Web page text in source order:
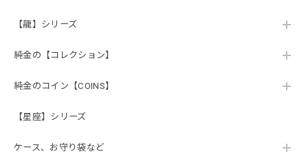
【龍】シリーズ
純金の【コレクション】
純金のコイン【COINS】
【星座】シリーズ
ケース、お守り袋など